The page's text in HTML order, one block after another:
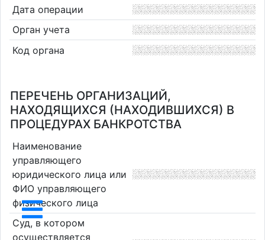
Дата операции
Орган учета
Код органа
ПЕРЕЧЕНЬ ОРГАНИЗАЦИЙ,
НАХОДЯЩИХСЯ (НАХОДИВШИХСЯ) В
ПРОЦЕДУРАХ БАНКРОТСТВА
Наименование
управляющего
юридического лица или
ФИО управляющего
физического лица
Суд, в котором
осуществляется